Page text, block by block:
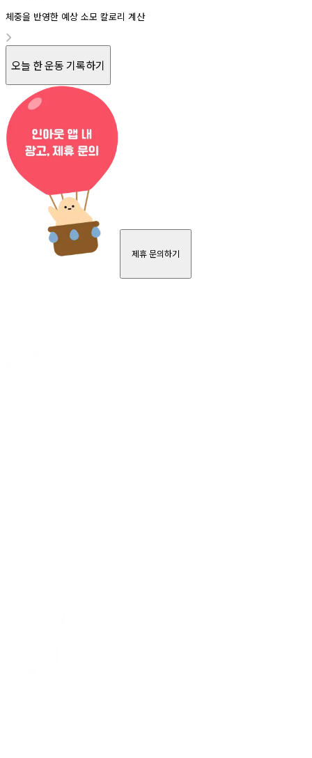
체중을 반영한 예상 소모 칼로리 계산
오늘 한 운동 기록하기
제휴 문의하기